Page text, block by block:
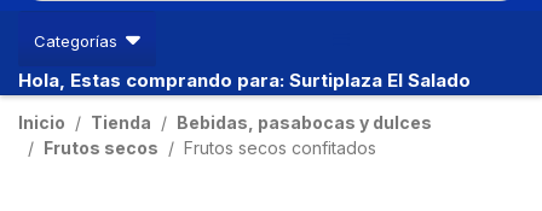
Categorías
Hola, Estas comprando para: Surtiplaza El Salado
Inicio Tienda
Bebidas, pasabocas y dulces
Frutos secos
Frutos secos confitados